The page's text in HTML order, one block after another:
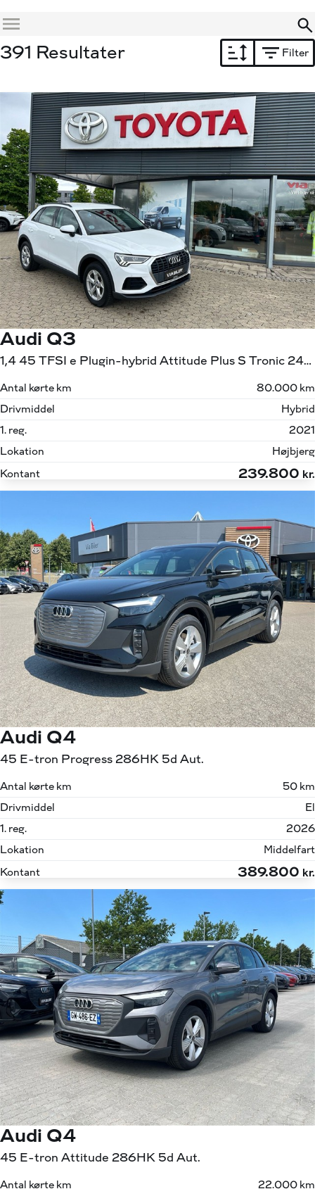
Menu
391 Resultater Filter
Audi Q3
1,4 45 TFSI e Plugin-hybrid Attitude Plus S Tronic 245HK 5d 6g Aut.
Antal kørte km
80.000 km
Drivmiddel
Hybrid
1. reg.
2021
Lokation
Højbjerg
Kontant
239.800 kr.
Audi Q4
45 E-tron Progress 286HK 5d Aut.
Antal kørte km
50 km
Drivmiddel
El
1. reg.
2026
Lokation
Middelfart
Kontant
389.800 kr.
Audi Q4
45 E-tron Attitude 286HK 5d Aut.
Antal kørte km
22.000 km